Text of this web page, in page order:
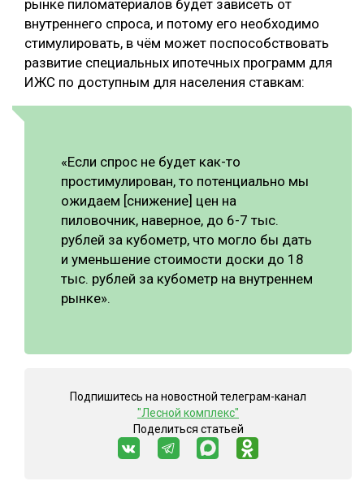
рынке пиломатериалов будет зависеть от
внутреннего спроса, и потому его необходимо
стимулировать, в чём может поспособствовать
развитие специальных ипотечных программ для
ИЖС по доступным для населения ставкам:
«Если спрос не будет как-то
простимулирован, то потенциально мы
ожидаем [снижение] цен на
пиловочник, наверное, до 6-7 тыс.
рублей за кубометр, что могло бы дать
и уменьшение стоимости доски до 18
тыс. рублей за кубометр на внутреннем
рынке».
Подпишитесь на новостной телеграм-канал
"Лесной комплекс"
Поделиться статьей